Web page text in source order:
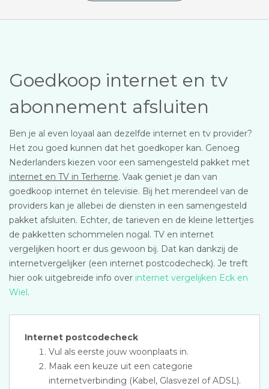
Goedkoop internet en tv
abonnement afsluiten
Ben je al even loyaal aan dezelfde internet en tv provider?
Het zou goed kunnen dat het goedkoper kan. Genoeg
Nederlanders kiezen voor een samengesteld pakket met
internet en TV in Terherne. Vaak geniet je dan van
goedkoop internet én televisie. Bij het merendeel van de
providers kan je allebei de diensten in een samengesteld
pakket afsluiten. Echter, de tarieven en de kleine lettertjes
de pakketten schommelen nogal. TV en internet
vergelijken hoort er dus gewoon bij. Dat kan dankzij de
internetvergelijker (een internet postcodecheck). Je treft
hier ook uitgebreide info over internet vergelijken Eck en
Wiel.
Internet postcodecheck
Vul als eerste jouw woonplaats in.
Maak een keuze uit een categorie
internetverbinding (Kabel, Glasvezel of ADSL).